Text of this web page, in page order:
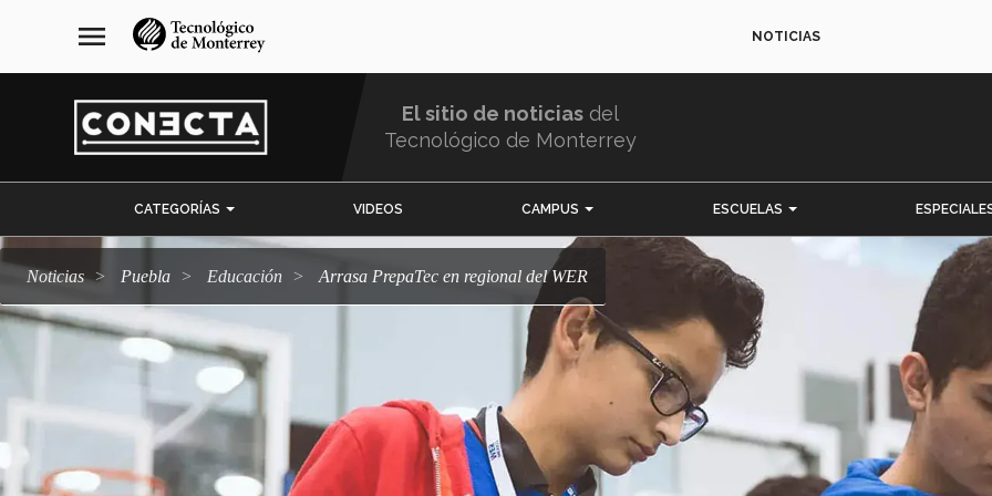
navegación
principal
menu NOTICIAS
El sitio de noticias del
Tecnológico de Monterrey
CATEGORÍAS VIDEOS CAMPUS ESCUELAS
Noticias Puebla Educación Arrasa PrepaTec en regional del WER